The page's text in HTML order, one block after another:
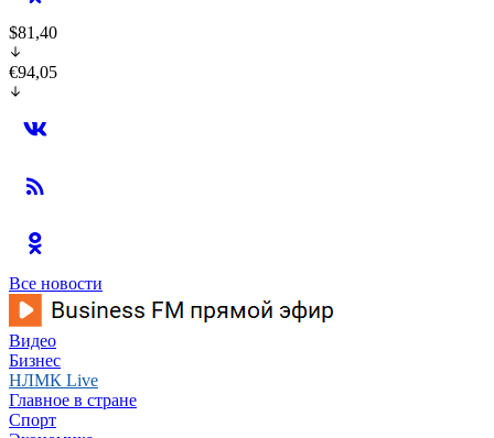
$81,40
€94,05
Все новости
Видео
Бизнес
НЛМК Live
Главное в стране
Спорт